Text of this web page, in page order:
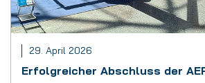
29. April 2026
Erfolgreicher Abschluss der